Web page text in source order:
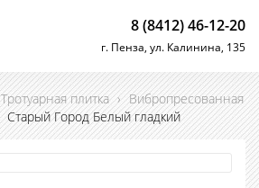
8 (8412) 46-12-20
г. Пенза, ул. Калинина, 135
Тротуарная плитка › Вибропресованная
Старый Город Белый гладкий